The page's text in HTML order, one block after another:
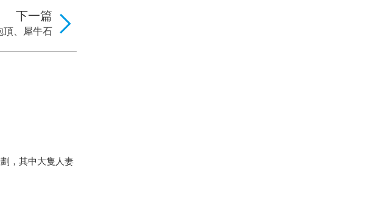
下一篇
頂、犀牛石
，其中大隻人妻